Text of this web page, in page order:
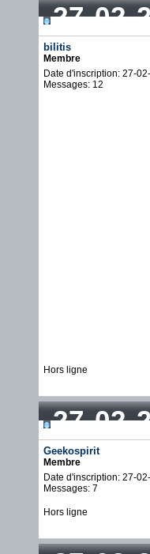
27-02-
bilitis
Membre
Date d'inscription: 27-
Messages: 12
Hors ligne
27-02-
Geekospirit
Membre
Date d'inscription: 27-
Messages: 7
Hors ligne